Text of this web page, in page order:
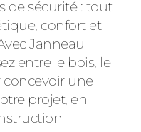
de sécurité : tout
confort et
Janneau
entre le bois, le
une
projet, en